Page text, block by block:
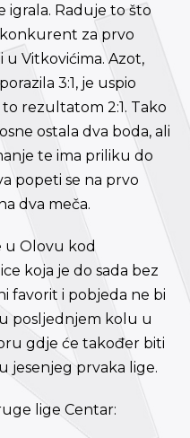
igrala. Raduje to što
za prvo
u Vitkovićima. Azot,
3:1, je uspio
rezultatom 2:1. Tako
ostala dva boda, ali
te ima priliku do
popeti se na prvo
dva meča.
u Olovu kod
koja je do sada bez
favorit i pobjeda ne bi
posljednjem kolu u
gdje će također biti
jesenjeg prvaka lige.
lige Centar: